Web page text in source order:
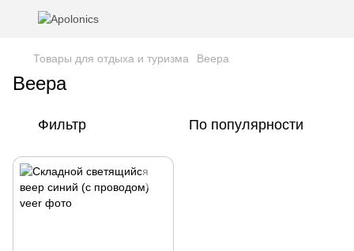
Товары для отдыха и туризма Веера
Веера
Фильтр По популярности